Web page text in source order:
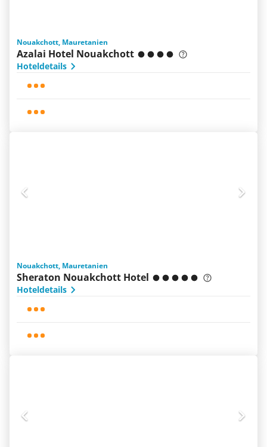
Nouakchott, Mauretanien
Azalai Hotel Nouakchott
Hoteldetails
Nouakchott, Mauretanien
Sheraton Nouakchott Hotel
Hoteldetails